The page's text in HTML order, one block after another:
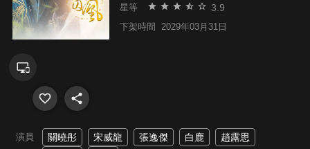
星等 3.9
下架時間 2029年03月31日
演員 關曉彤 宋威龍 張逸傑 白鹿
趙露思